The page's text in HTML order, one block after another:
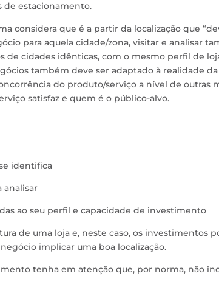
de estacionamento.
considera que é a partir da localização que
para aquela cidade/zona, visitar e analisar
de cidades idênticas, com o mesmo perfil de
também deve ser adaptado à realidade da
do produto/serviço a nível de outras
satisfaz e quem é o público-alvo.
identifica
analisar
ao seu perfil e capacidade de investimento
de uma loja e, neste caso, os investimentos
implicar uma boa localização.
tenha em atenção que, por norma, não